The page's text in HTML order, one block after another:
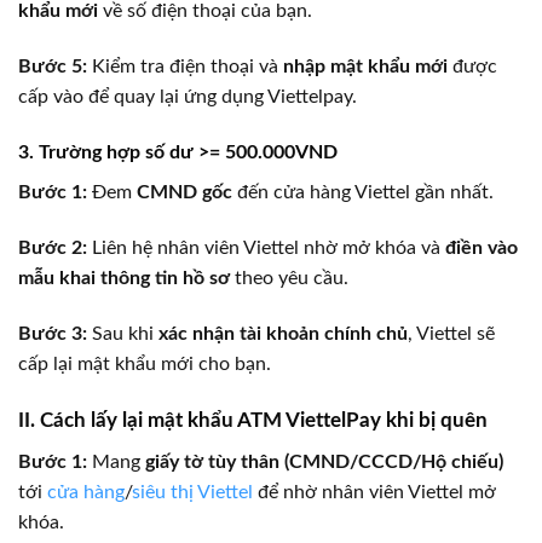
khẩu mới về số điện thoại của bạn.
Bước 5: Kiểm tra điện thoại và nhập mật khẩu mới được
cấp vào để quay lại ứng dụng Viettelpay.
3. Trường hợp số dư >= 500.000VND
Bước 1: Đem CMND gốc đến cửa hàng Viettel gần nhất.
Bước 2: Liên hệ nhân viên Viettel nhờ mở khóa và điền vào
mẫu khai thông tin hồ sơtheo yêu cầu.
Bước 3: Sau khi xác nhận tài khoản chính chủ, Viettel sẽ
cấp lại mật khẩu mới cho bạn.
II. Cách lấy lại mật khẩu ATM ViettelPay khi bị quên
Bước 1: Mang giấy tờ tùy thân (CMND/CCCD/Hộ chiếu)
tới cửa hàng/siêu thị Viettel để nhờ nhân viên Viettel mở
khóa.